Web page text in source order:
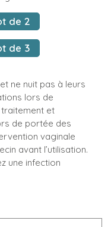
de 2
de 3
ne nuit pas à leurs
lors de
traitement et
de portée des
vaginale
avant l’utilisation.
une infection